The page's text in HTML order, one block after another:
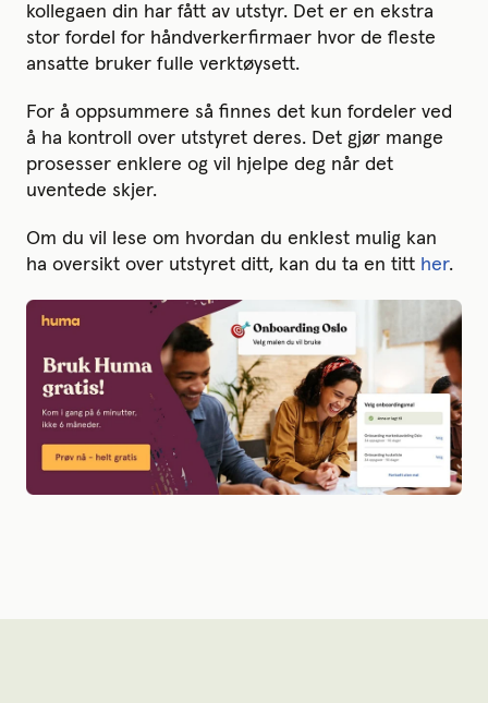
kollegaen din har fått av utstyr. Det er en ekstra
stor fordel for håndverkerfirmaer hvor de fleste
ansatte bruker fulle verktøysett.
For å oppsummere så finnes det kun fordeler ved
å ha kontroll over utstyret deres. Det gjør mange
prosesser enklere og vil hjelpe deg når det
uventede skjer.
Om du vil lese om hvordan du enklest mulig kan
ha oversikt over utstyret ditt, kan du ta en titt her.